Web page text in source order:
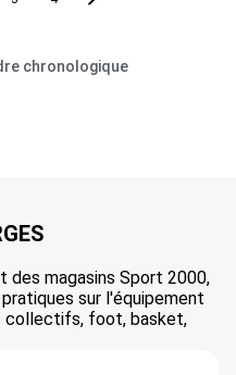
chronologique
des magasins Sport 2000,
sur l'équipement
collectifs, foot, basket,